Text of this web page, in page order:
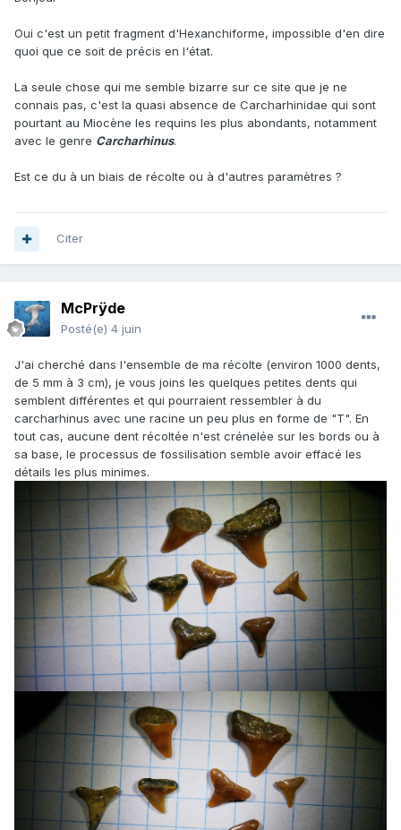
Oui c'est un petit fragment d'Hexanchiforme, impossible d'en dire
quoi que ce soit de précis en l'état.
La seule chose qui me semble bizarre sur ce site que je ne
connais pas, c'est la quasi absence de Carcharhinidae qui sont
pourtant au Miocène les requins les plus abondants, notamment
avec le genre Carcharhinus.
Est ce du à un biais de récolte ou à d'autres paramètres ?
Citer
McPrÿde
Posté(e) 4 juin
J'ai cherché dans l'ensemble de ma récolte (environ 1000 dents,
de 5 mm à 3 cm), je vous joins les quelques petites dents qui
semblent différentes et qui pourraient ressembler à du
carcharhinus avec une racine un peu plus en forme de "T". En
tout cas, aucune dent récoltée n'est crénelée sur les bords ou à
sa base, le processus de fossilisation semble avoir effacé les
détails les plus minimes.